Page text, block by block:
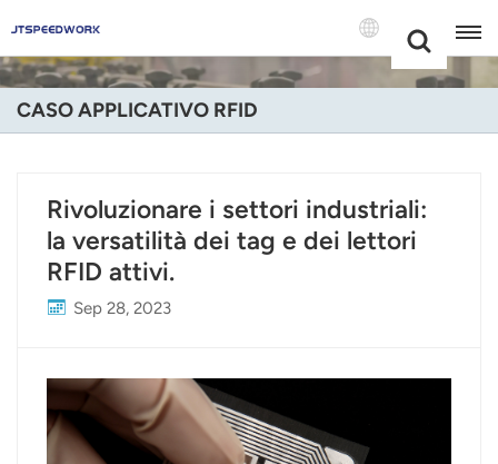
+86 -18681515767
English
Deutsch
Português
CASO APPLICATIVO RFID
Rivoluzionare i settori industriali:
la versatilità dei tag e dei lettori
RFID attivi.
Sep 28, 2023